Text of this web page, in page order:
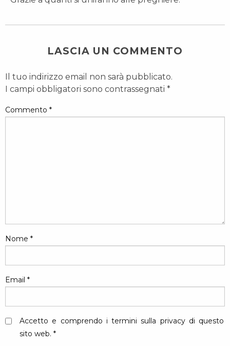
LASCIA UN COMMENTO
Il tuo indirizzo email non sarà pubblicato.
I campi obbligatori sono contrassegnati *
Commento *
Nome *
Email *
Accetto e comprendo i termini sulla privacy di questo
sito web. *